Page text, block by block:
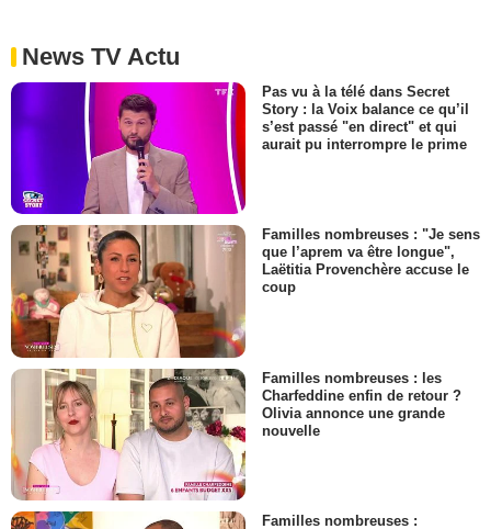
News TV Actu
Pas vu à la télé dans Secret
Story : la Voix balance ce qu’il
s’est passé "en direct" et qui
aurait pu interrompre le prime
Familles nombreuses : "Je sens
que l’aprem va être longue",
Laëtitia Provenchère accuse le
coup
Familles nombreuses : les
Charfeddine enfin de retour ?
Olivia annonce une grande
nouvelle
Familles nombreuses :